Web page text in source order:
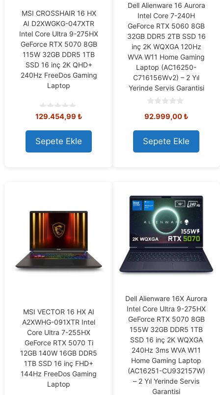
MSI CROSSHAIR 16 HX
AI D2XWGKG-047XTR
Intel Core Ultra 9-275HX
GeForce RTX 5070 8GB
115W 32GB DDR5 1TB
SSD 16 inç 2K QHD+
240Hz FreeDos Gaming
Laptop
0
u
t
o
f
129.454,99 ₺
Sepete Ekle
Dell Alienware 16 Aurora
Intel Core 7-240H
GeForce RTX 5060 8GB
32GB DDR5 2TB SSD 16
inç 2K WQXGA 120Hz
WVA W11 Home Gaming
Laptop (AC16250-
C716156Wv2) – 2 Yıl
Yerinde Servis Garantisi
o
t
o
f
5
92.999,00₺
Sepete Ekle
MSI VECTOR 16 HX AI
A2XWHG-091XTR Intel
Core Ultra 7-255HX
GeForce RTX 5070 Ti
12GB 140W 16GB DDR5
1TB SSD 16 inç FHD+
144Hz FreeDos Gaming
Laptop
Dell Alienware 16X Aurora
Intel Core Ultra 9-275HX
GeForce RTX 5070 8GB
155W 32GB DDR5 1TB
SSD 16 inç 2K WQXGA
240Hz 3ms WVA W11
Home Gaming Laptop
(AC16251-CU932157W)
– 2 Yıl Yerinde Servis
Garantisi